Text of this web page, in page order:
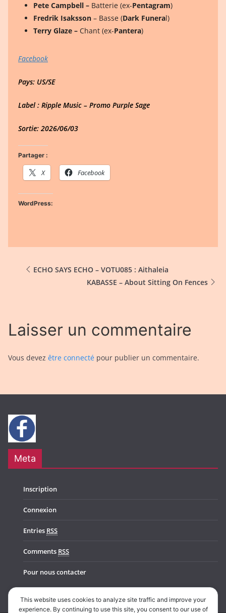
Pete Campbell – Batterie (ex-Pentagram)
Fredrik Isaksson – Basse (Dark Funeral)
Terry Glaze – Chant (ex-Pantera)
Facebook
Pays: US/SE
Label : Ripple Music – Promo Purple Sage
Sortie: 2026/06/03
Partager :
X Facebook
WordPress:
ECHO SAYS ECHO – VOTU085 : Aithaleia
KABASSE – About Sitting On Fences
Laisser un commentaire
Vous devez être connecté pour publier un commentaire.
Meta
Inscription
Connexion
Entries RSS
Comments RSS
Pour nous contacter
This website uses cookies to analyze site traffic and improve your
experience. By continuing to use this site, you consent to our use of